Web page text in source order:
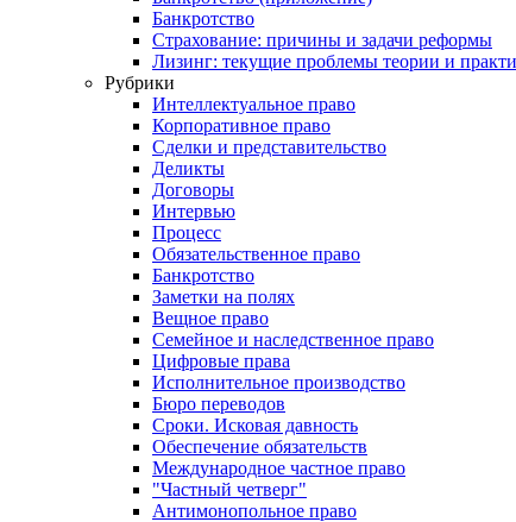
Банкротство
Страхование: причины и задачи реформы
Лизинг: текущие проблемы теории и
Рубрики
Интеллектуальное право
Корпоративное право
Сделки и представительство
Деликты
Договоры
Интервью
Процесс
Обязательственное право
Банкротство
Заметки на полях
Вещное право
Семейное и наследственное право
Цифровые права
Исполнительное производство
Бюро переводов
Сроки. Исковая давность
Обеспечение обязательств
Международное частное право
"Частный четверг"
Антимонопольное право